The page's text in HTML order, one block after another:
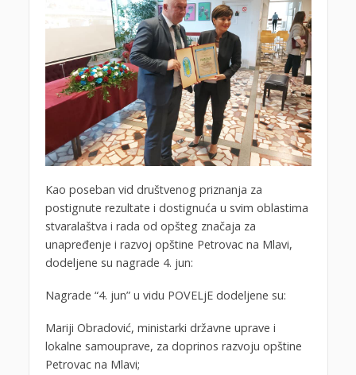
Kao poseban vid društvenog priznanja za
postignute rezultate i dostignuća u svim oblastima
stvaralaštva i rada od opšteg značaja za
unapređenje i razvoj opštine Petrovac na Mlavi,
dodeljene su nagrade 4. jun:
Nagrade “4. jun” u vidu POVELjE dodeljene su:
Mariji Obradović, ministarki državne uprave i
lokalne samouprave, za doprinos razvoju opštine
Petrovac na Mlavi;